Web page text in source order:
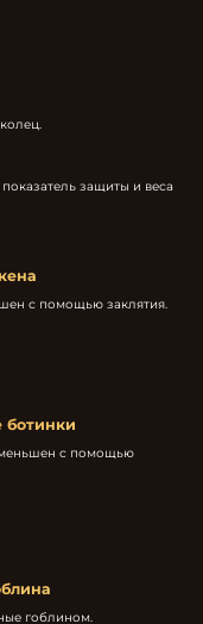
защиты и веса
с помощью заклятия.
ботинки
с помощью
гоблином.